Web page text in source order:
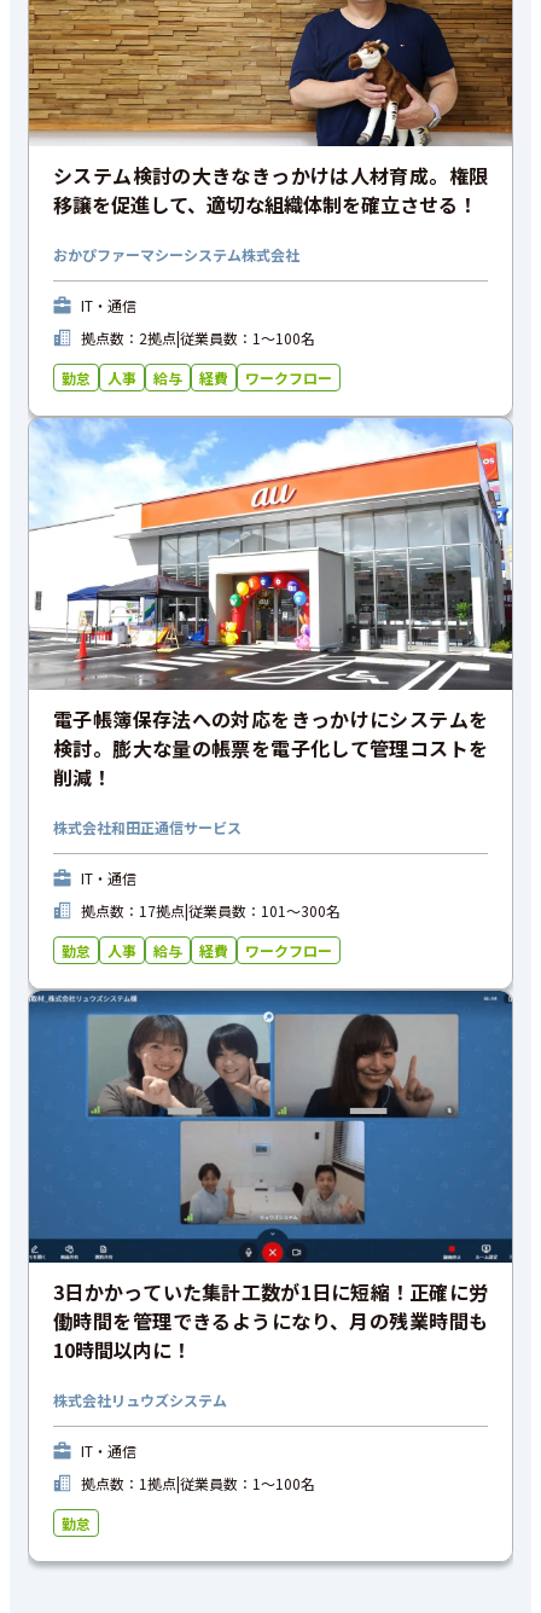
システム検討の大きなきっかけは人材育成。権限
移譲を促進して、適切な組織体制を確立させる！
おかぴファーマシーシステム株式会社
IT・通信
拠点数：2拠点|従業員数：1〜100名
勤怠
人事 給与 経費 ワークフロー
電子帳簿保存法への対応をきっかけにシステムを
検討。膨大な量の帳票を電子化して管理コストを
削減！
株式会社和田正通信サービス
IT・通信
拠点数：17拠点|従業員数：101〜300名
勤怠
人事 給与 経費 ワークフロー
3日かかっていた集計工数が1日に短縮！正確に労
働時間を管理できるようになり、月の残業時間も
10時間以内に！
株式会社リュウズシステム
IT・通信
拠点数：1拠点|従業員数：1〜100名
勤怠